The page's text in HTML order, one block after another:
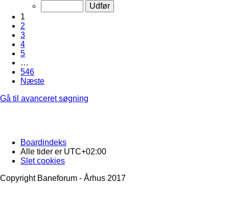
1
2
3
4
5
…
546
Næste
Gå til avanceret søgning
Boardindeks
Alle tider er UTC+02:00
Slet cookies
Copyright Baneforum - Århus 2017